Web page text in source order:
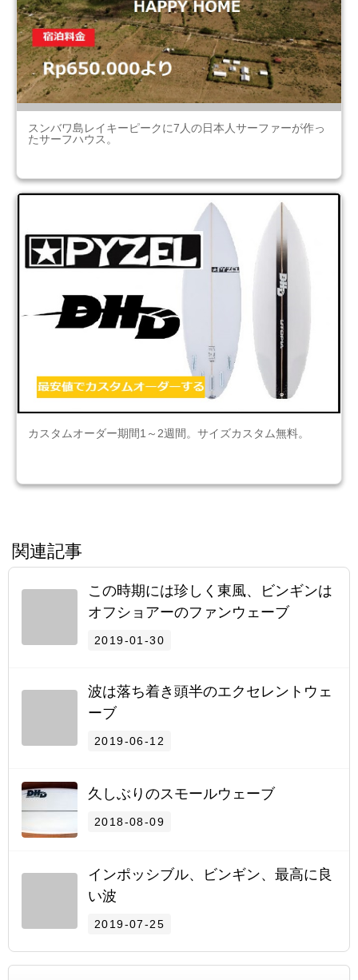
スンバワ島レイキーピークに7人の日本人サーファーが作っ
たサーフハウス。
カスタムオーダー期間1～2週間。サイズカスタム無料。
関連記事
この時期には珍しく東風、ビンギンは
オフショアーのファンウェーブ
2019-01-30
波は落ち着き頭半のエクセレントウェ
ーブ
2019-06-12
久しぶりのスモールウェーブ
2018-08-09
インポッシブル、ビンギン、最高に良
い波
2019-07-25